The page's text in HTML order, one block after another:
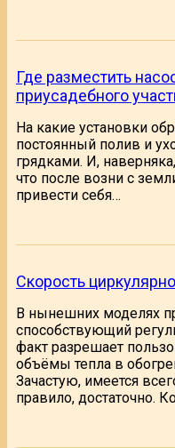
Где разместить
приусадебного
На какие установки
постоянный полив и
грядками. И,
что после возни с
привести себя…
Скорость
В нынешних моделях
способствующий
факт разрешает
объёмы тепла в
Зачастую, имеется
правило, достаточно.